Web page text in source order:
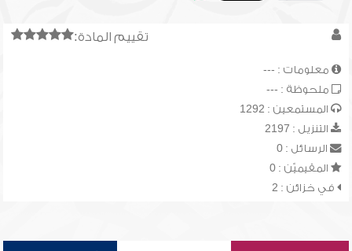
تقييم المادة:
معلومات : ---
ملحوظة : ---
المستمعين : 1292
التنزيل : 2197
الرسائل : 0
المقيميّن : 0
في خزائن : 2